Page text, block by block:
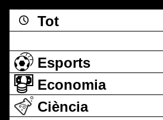
Tot
Esports
Economia
Ciència